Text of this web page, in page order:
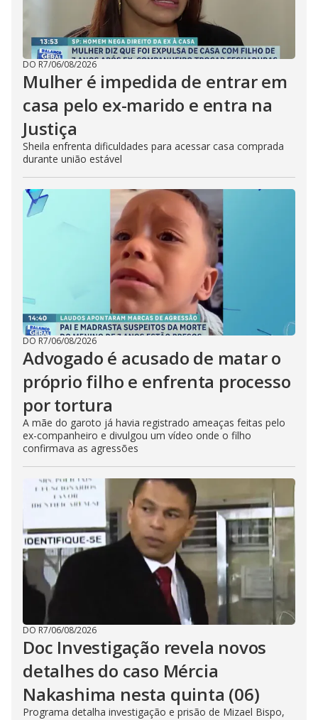
DO R7/06/08/2026
Mulher é impedida de entrar em
casa pelo ex-marido e entra na
Justiça
Sheila enfrenta dificuldades para acessar casa comprada
durante união estável
DO R7/06/08/2026
Advogado é acusado de matar o
próprio filho e enfrenta processo
por tortura
A mãe do garoto já havia registrado ameaças feitas pelo
ex-companheiro e divulgou um vídeo onde o filho
confirmava as agressões
DO R7/06/08/2026
Doc Investigação revela novos
detalhes do caso Mércia
Nakashima nesta quinta (06)
Programa detalha investigação e prisão de Mizael Bispo,